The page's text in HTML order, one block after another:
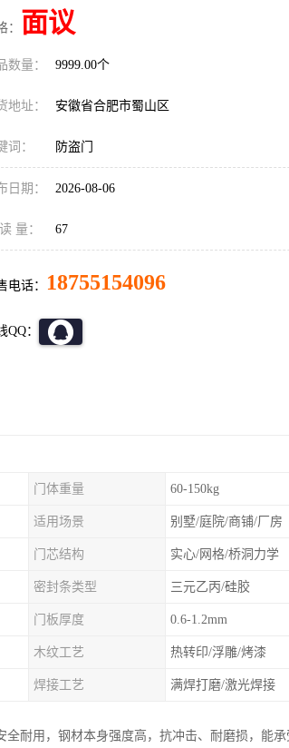
： 面议
数量： 9999.00个
地址： 安徽省合肥市蜀山区
词： 防盗门
日期： 2026-08-06
量： 67
电话： 18755154096
QQ：
门体重量 60-150kg
适用场景 别墅/庭院/商铺/厂房
门芯结构 实心/网格/桥洞力学
密封条类型 三元乙丙/硅胶
门板厚度 0.6-1.2mm
木纹工艺 热转印/浮雕/烤漆
焊接工艺 满焊打磨/激光焊接
耐用，钢材本身强度高，抗冲击、耐磨损，能